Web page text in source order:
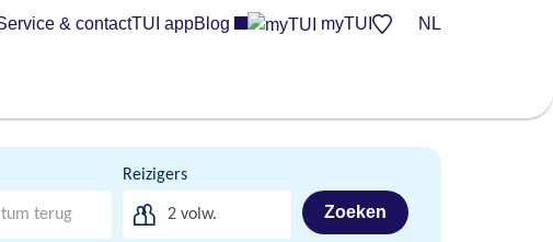
& contactTUI appBlog myTUI NL
Reizigers
2 volw. Zoeken